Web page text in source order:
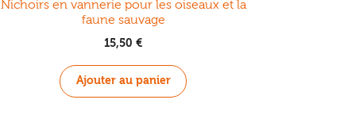
Nichoirs en vannerie pour les oiseaux et la
faune sauvage
15,50 €
Ajouter au panier